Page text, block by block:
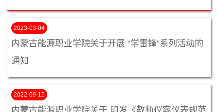
2023-03-04
内蒙古能源职业学院关于开展 “学雷锋”系列活动的
通知
2022-09-15